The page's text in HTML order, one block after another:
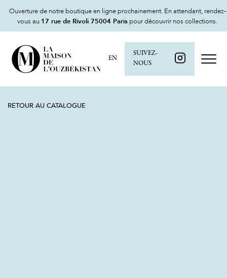
Ouverture de notre boutique en ligne prochainement. En attendant, rendez-
vous au 17 rue de Rivoli 75004 Parispour découvrir nos collections.
EN
SUIVEZ-
NOUS
RETOUR AU CATALOGUE